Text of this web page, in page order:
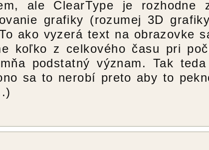
ale ClearType je
grafiky (rozumej 3D
ako vyzerá text na obrazovke
koľko z celkového času pri
podstatný význam. Tak
sa to nerobí preto aby to